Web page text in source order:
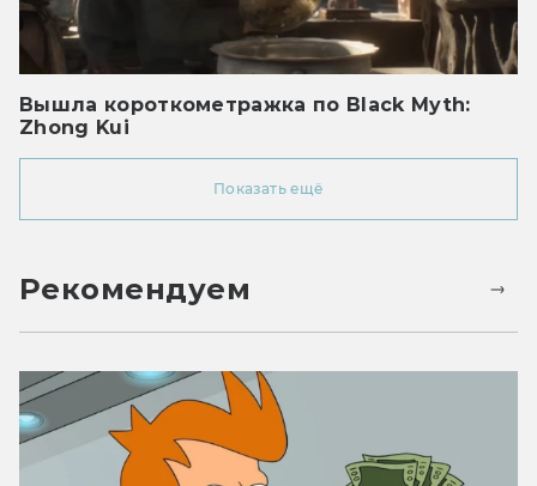
Вышла короткометражка по Black Myth:
Zhong Kui
Показать ещё
Рекомендуем